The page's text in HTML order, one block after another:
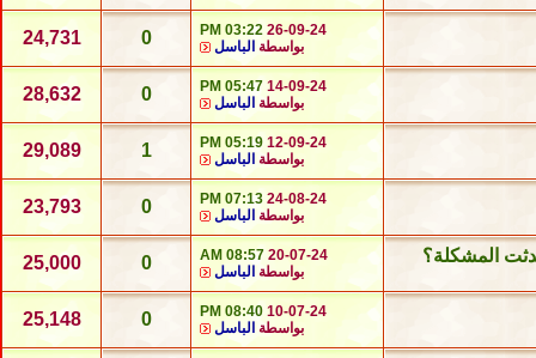
26-09-24
03:22 PM
بواسطة الباسل 0
24,731
14-09-24
05:47 PM
بواسطة الباسل 0
28,632
12-09-24
05:19 PM
بواسطة الباسل 1
29,089
24-08-24
07:13 PM
بواسطة الباسل 0
23,793
المشكلة؟ 20-07-24
08:57 AM
بواسطة الباسل 0
25,000
10-07-24
08:40 PM
بواسطة الباسل 0
25,148